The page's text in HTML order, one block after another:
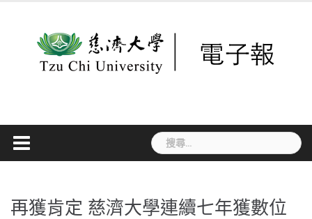
搜
尋
字:
再獲肯定 慈濟大學連續七年獲數位